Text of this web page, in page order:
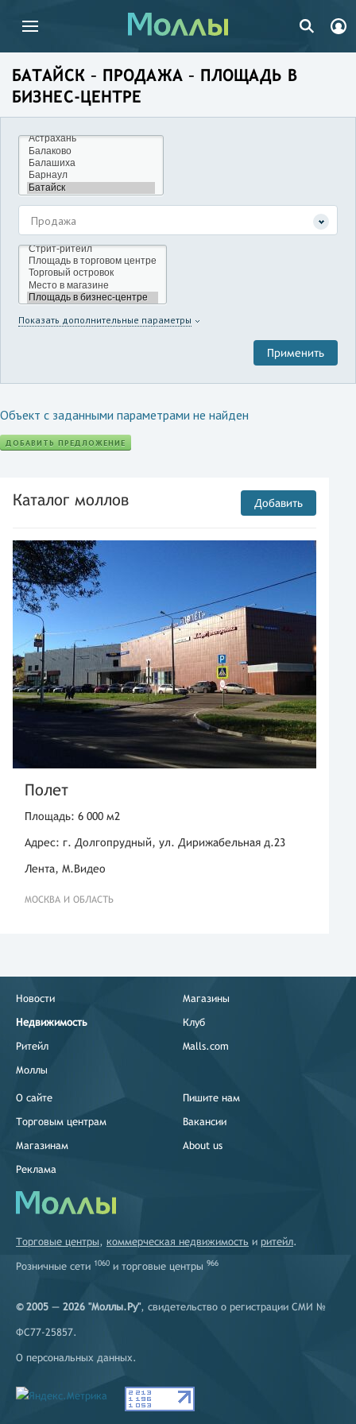
БАТАЙСК – ПРОДАЖА – ПЛОЩАДЬ В
БИЗНЕС-ЦЕНТРЕ
Продажа
Показать дополнительные параметры
Объект с заданными параметрами не найден
ДОБАВИТЬ ПРЕДЛОЖЕНИЕ
Каталог моллов Добавить
Полет
Площадь: 6 000 м2
Адрес: г. Долгопрудный, ул. Дирижабельная д.23
Лента, М.Видео
МОСКВА И ОБЛАСТЬ
Новости
Недвижимость
Ритейл
Моллы
Магазины
Клуб
Malls.com
О сайте
Торговым центрам
Магазинам
Реклама
Пишите нам
Вакансии
About us
Торговые центры, коммерческая недвижимость и ритейл.
Розничные сети 1060 и торговые центры 966
© 2005 — 2026 "Моллы.Ру", свидетельство о регистрации СМИ №
ФС77-25857.
О персональных данных.